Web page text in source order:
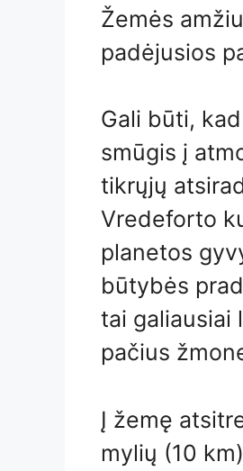
Žemės
padėjusios
Gali būti,
smūgis į
tikrųjų
Vredeforto
planetos
būtybės
tai galiausiai
pačius
Į žemę
mylių (10